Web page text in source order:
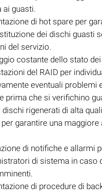
ai guasti.
di hot spare per
dei dischi guasti
del servizio.
costante dello stato
del RAID per
eventuali problemi
prima che si verifichino
dischi rigenerati di alta
garantire una maggiore
di notifiche e allarmi
di sistema in caso
di procedure di